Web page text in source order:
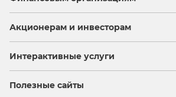
Акционерам и инвесторам
Интерактивные услуги
Полезные сайты